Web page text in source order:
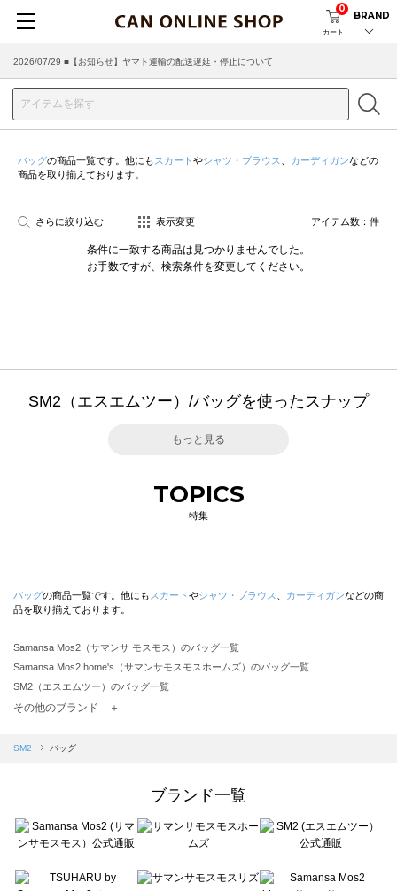
カート
0
BRAND
2026/07/29 ■【お知らせ】ヤマト運輸の配送遅延・停止について
バッグの商品一覧です。他にも スカート やシャツ・ブラウス カーディガンなどの
商品を取り揃えております。
さらに絞り込む 表示変更 アイテム数： 件
条件に一致する商品は見つかりませんでした。
お手数ですが、検索条件を変更してください。
SM2（エスエムツー）/バッグを使ったスナップ
もっと見る
TOPICS
特集
バッグの商品一覧です。他にも スカート やシャツ・ブラウス カーディガンなどの商
品を取り揃えております。
Samansa Mos2（サマンサ モスモス）のバッグ一覧
Samansa Mos2 home's（サマンサモスモスホームズ）のバッグ一覧
SM2（エスエムツー）のバッグ一覧
TSUHARU by Samansa Mos2（ツハルバイサマンサモスモス）のバッグ一覧
Samansa Mos2 blue（サマンサモスモス ブルー）のバッグ一覧
sō4ū（ソウフォーユー）のバッグ一覧
Te chichi（テチチ）のバッグ一覧
Te chichi CLASSIC（テチチ クラシック）のバッグ一覧
Lugnoncure（ルノンキュール）のバッグ一覧
その他のブランド ＋
SM2 バッグ
ブランド一覧